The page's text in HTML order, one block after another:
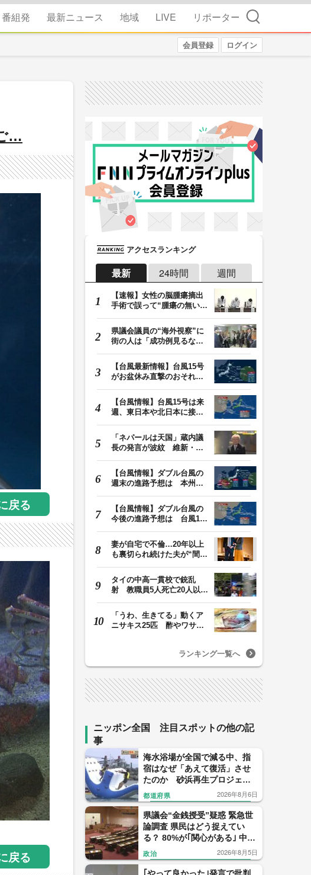
番組発 最新ニュース 地域 LIVE リポーター 検索
会員登録 ログイン
…
戻る
戻る
アクセスランキング
最新 24時間 週間
【速報】女性の脳腫瘍摘出
手術で誤って“腫瘍の無い部
県議会議員の“海外視察”に
街の人は「成功例見るなら
【台風最新情報】台風15号
がお盆休み直撃のおそれ
【台風情報】台風15号は来
週、東日本や北日本に接近
「ネパールは天国」蔵内議
長の発言が波紋 維新・吉
【台風情報】ダブル台風の
週末の進路予想は 本州は
【台風情報】ダブル台風の
今後の進路予想は 台風13
妻が自宅で不倫…20年以上
も裏切られ続けた夫が“間
タイの中高一貫校で銃乱
射 教職員5人死亡20人以上
「うわ、生きてる」動くア
ニサキス25匹 酢やワサビ
ランキング一覧へ
ニッポン全国 注目スポットの他の記
事
海水浴場が全国で減る中、指
宿はなぜ「あえて復活」させ
たのか 砂浜再生プロジェク
トの舞台裏
都道府県 2026年8月6日
県議会“金銭授受”疑惑 緊急世
論調査 県民はどう捉えてい
る？ 80%が｢関心がある｣ 中尾
元県議の会見 信用したのは僅
か1% 【福岡発】
政治 2026年8月5日